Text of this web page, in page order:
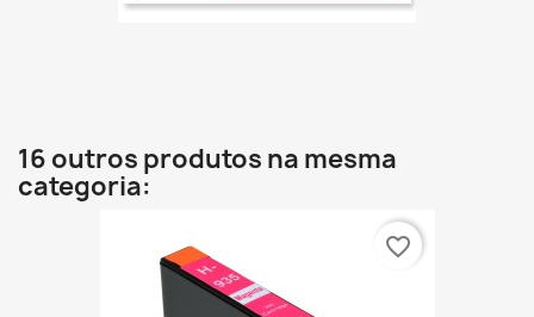
16 outros produtos na mesma
categoria:
favorite_border